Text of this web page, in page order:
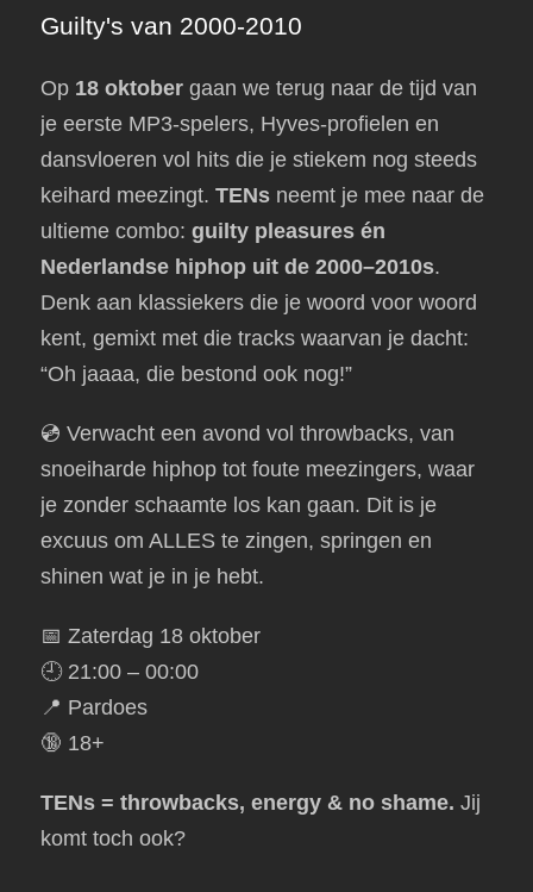
Guilty's van 2000-2010
Op 18 oktober gaan we terug naar de tijd van
je eerste MP3-spelers, Hyves-profielen en
dansvloeren vol hits die je stiekem nog steeds
keihard meezingt. TENs neemt je mee naar de
ultieme combo: guilty pleasures én
Nederlandse hiphop uit de 2000–2010s.
Denk aan klassiekers die je woord voor woord
kent, gemixt met die tracks waarvan je dacht:
“Oh jaaaa, die bestond ook nog!”
💿 Verwacht een avond vol throwbacks, van
snoeiharde hiphop tot foute meezingers, waar
je zonder schaamte los kan gaan. Dit is je
excuus om ALLES te zingen, springen en
shinen wat je in je hebt.
📅 Zaterdag 18 oktober
🕘 21:00 – 00:00
📍 Pardoes
🔞 18+
TENs = throwbacks, energy & no shame. Jij
komt toch ook?